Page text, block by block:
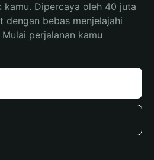
kamu. Dipercaya oleh 40 juta
dengan bebas menjelajahi
perjalanan kamu